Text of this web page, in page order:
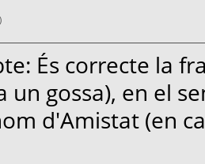
És correcte la
un gossa), en el
d'Amistat (en